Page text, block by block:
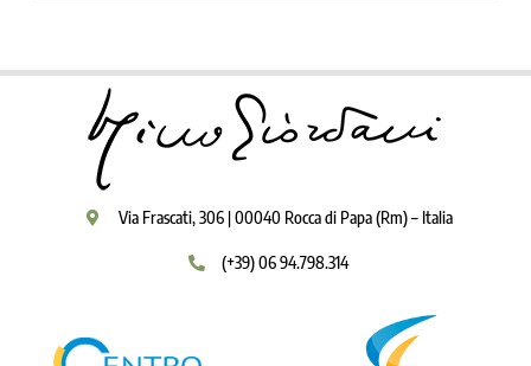
Via Frascati, 306 | 00040 Rocca di Papa (Rm) – Italia
(+39) 06 94.798.314